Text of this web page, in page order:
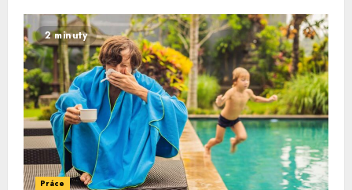
2 minuty
Práce